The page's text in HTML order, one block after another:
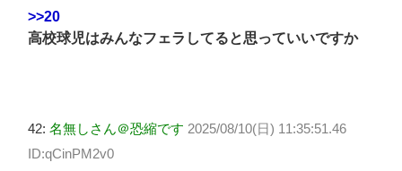
>>20
高校球児はみんなフェラしてると思っていいですか
42: 名無しさん＠恐縮です 2025/08/10(日) 11:35:51.46
ID:qCinPM2v0